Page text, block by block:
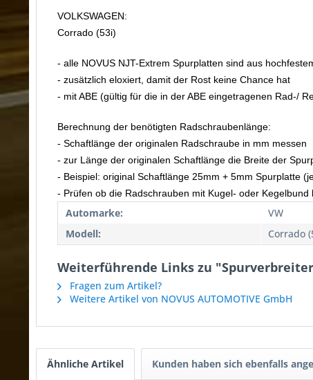
VOLKSWAGEN:
Corrado (53i)
- alle NOVUS NJT-Extrem Spurplatten sind aus
- zusätzlich eloxiert, damit der Rost keine Chance hat
- mit ABE (gültig für die in der ABE eingetragenen Rad-/
Berechnung der benötigten Radschraubenlänge:
- Schaftlänge der originalen Radschraube in mm messen
- zur Länge der originalen Schaftlänge die Breite der
- Beispiel: original Schaftlänge 25mm + 5mm Spurplatte
- Prüfen ob die Radschrauben mit Kugel- oder Kegelbund
Automarke:
VW
Modell:
Corrado
Weiterführende Links zu
Fragen zum Artikel?
Weitere Artikel von NOVUS AUTOMOTIVE GmbH
Ähnliche Artikel Kunden haben sich ebenfalls